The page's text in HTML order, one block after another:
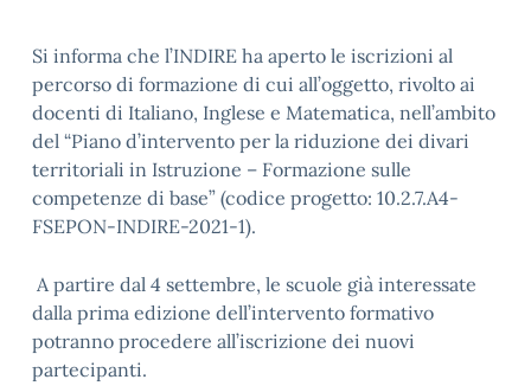
Si informa che l’INDIRE ha aperto le iscrizioni al
percorso di formazione di cui all’oggetto, rivolto ai
docenti di Italiano, Inglese e Matematica, nell’ambito
del “Piano d’intervento per la riduzione dei divari
territoriali in Istruzione – Formazione sulle
competenze di base” (codice progetto: 10.2.7.A4-
FSEPON-INDIRE-2021-1).
A partire dal 4 settembre, le scuole già interessate
dalla prima edizione dell’intervento formativo
potranno procedere all’iscrizione dei nuovi
partecipanti.